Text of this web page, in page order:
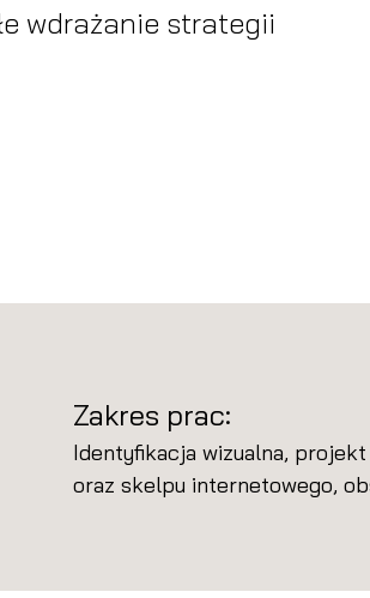
wdrażanie strategii
Zakres prac:
Identyfikacja wizualna,
oraz skelpu internetowego,